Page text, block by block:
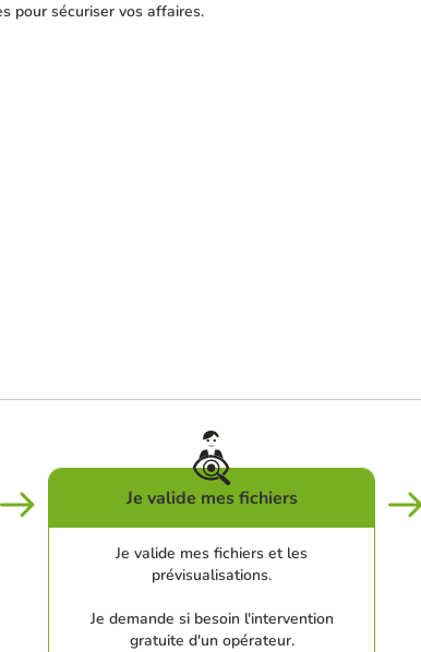
pour sécuriser vos affaires.
Je valide mes fichiers
Je valide mes fichiers et les
prévisualisations.
Je demande si besoin l'intervention
gratuite d'un opérateur.